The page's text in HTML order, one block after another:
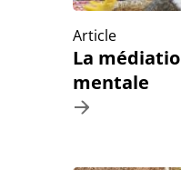
Article
La
mentale